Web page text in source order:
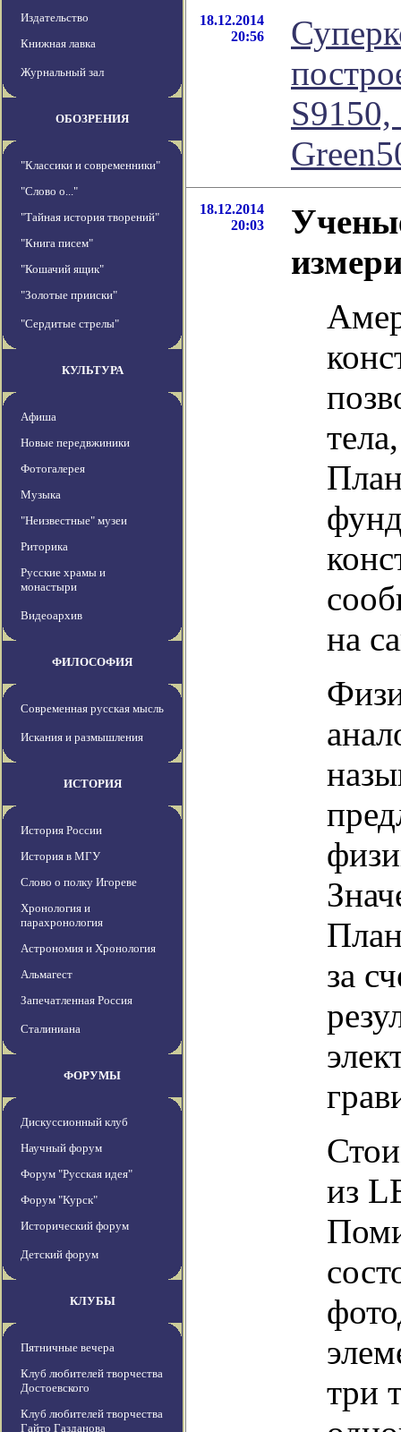
Издательство
Книжная лавка
Журнальный зал
ОБОЗРЕНИЯ
"Классики и современники"
"Слово о..."
"Тайная история творений"
"Книга писем"
"Кошачий ящик"
"Золотые прииски"
"Сердитые стрелы"
КУЛЬТУРА
Афиша
Новые передвжиники
Фотогалерея
Музыка
"Неизвестные" музеи
Риторика
Русские храмы и
монастыри
Видеоархив
ФИЛОСОФИЯ
Современная русская мысль
Искания и размышления
ИСТОРИЯ
История России
История в МГУ
Слово о полку Игореве
Хронология и
парахронология
Астрономия и Хронология
Альмагест
Запечатленная Россия
Сталиниана
ФОРУМЫ
Дискуссионный клуб
Научный форум
Форум "Русская идея"
Форум "Курск"
Исторический форум
Детский форум
КЛУБЫ
Пятничные вечера
Клуб любителей творчества
Достоевского
Клуб любителей творчества
Гайто Газданова
18.12.2014
20:56
S9150,
18.12.2014
20:03
на
за
из
три